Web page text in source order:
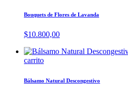
Bouquets de Flores de Lavanda
$10.800,00
carrito
Bálsamo Natural Descongestivo